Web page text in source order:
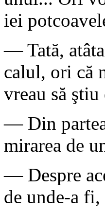
iei
— Tată,
calul, ori că
vreau să
— Din
mirarea de
— Despre
de unde-a